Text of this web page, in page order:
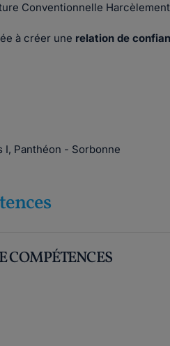
Conventionnelle
à créer une relation de
I, Panthéon - Sorbonne
COMPÉTENCES